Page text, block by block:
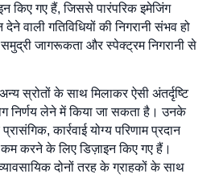
किए गए हैं, जिससे पारंपरिक इमेजिंग
वाली गतिविधियों की निगरानी संभव हो
समुद्री जागरूकता और स्पेक्ट्रम निगरानी से
स्रोतों के साथ मिलाकर ऐसी अंतर्दृष्टि
निर्णय लेने में किया जा सकता है। उनके
कार्रवाई योग्य परिणाम प्रदान
करने के लिए डिज़ाइन किए गए हैं।
दोनों तरह के ग्राहकों के साथ